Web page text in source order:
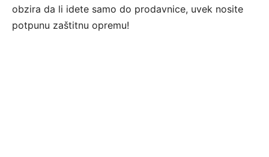
obzira da li idete samo do prodavnice, uvek nosite
potpunu zaštitnu opremu!